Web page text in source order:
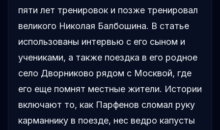
пяти лет тренировок и позже тренировал
великого Николая Балбошина. В статье
использованы интервью с его сыном и
учениками, а также поездка в его родное
село Дворниково рядом с Москвой, где
его еще помнят местные жители. Истории
включают то, как Парфенов сломал руку
карманнику в поезде, нес ведро капусты